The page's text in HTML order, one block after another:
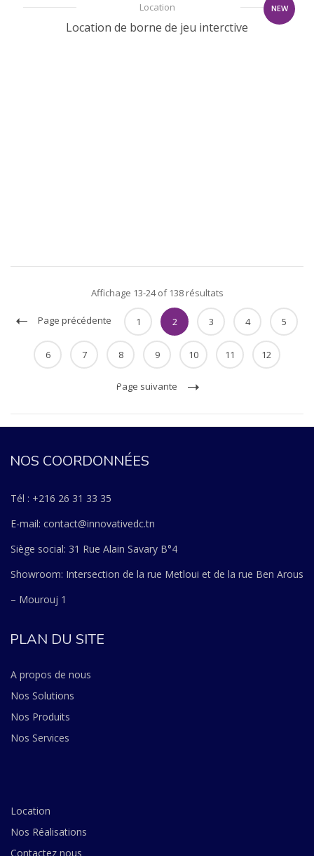
NEW
Location
Location de borne de jeu interctive
Affichage 13-24 of 138 résultats
Page précédente 1 2 3 4 5
6 7 8 9 10 11 12
Page suivante
NOS COORDONNÉES
Tél : +216 26 31 33 35
E-mail: contact@innovativedc.tn
Siège social: 31 Rue Alain Savary B°4
Showroom: Intersection de la rue Metloui et de la rue Ben Arous
– Mourouj 1
PLAN DU SITE
A propos de nous
Nos Solutions
Nos Produits
Nos Services
Location
Nos Réalisations
Contactez nous